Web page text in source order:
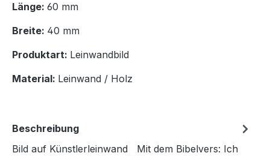
Länge: 60 mm
Breite: 40 mm
Produktart: Leinwandbild
Material: Leinwand / Holz
Beschreibung
Bild auf Künstlerleinwand Mit dem Bibelvers: Ich